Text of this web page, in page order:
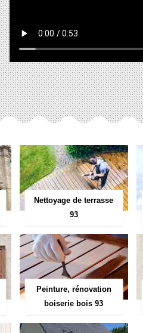
Nettoyage de terrasse
93
Peinture, rénovation
boiserie bois 93